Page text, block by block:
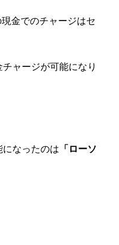
金でのチャージはセ
ャージが可能になり
なったのは 「ローソ